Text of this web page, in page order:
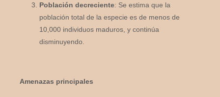
Población decreciente: Se estima que la
población total de la especie es de menos de
10,000 individuos maduros, y continúa
disminuyendo.
Amenazas principales